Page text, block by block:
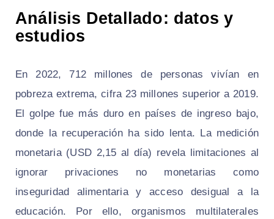
Análisis Detallado: datos y
estudios
En 2022, 712 millones de personas vivían en
pobreza extrema, cifra 23 millones superior a 2019.
El golpe fue más duro en países de ingreso bajo,
donde la recuperación ha sido lenta. La medición
monetaria (USD 2,15 al día) revela limitaciones al
ignorar privaciones no monetarias como
inseguridad alimentaria y acceso desigual a la
educación. Por ello, organismos multilaterales